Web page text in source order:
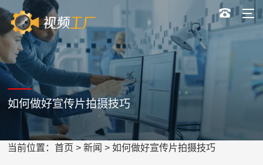
如何做好宣传片拍摄技巧
当前位置：首页 >新闻 > 如何做好宣传片拍摄技巧